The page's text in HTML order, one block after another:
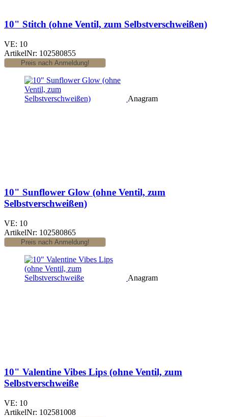
10" Stitch (ohne Ventil, zum Selbstverschweißen)
VE: 10
ArtikelNr: 102580855
Anagram
10" Sunflower Glow (ohne Ventil, zum
Selbstverschweißen)
VE: 10
ArtikelNr: 102580865
Anagram
10" Valentine Vibes Lips (ohne Ventil, zum
Selbstverschweiße
VE: 10
ArtikelNr: 102581008